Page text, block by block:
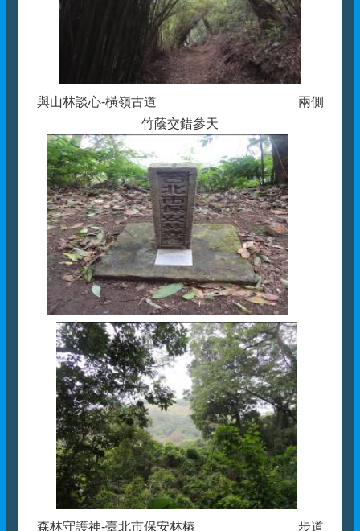
與山林談心-橫嶺古道 兩側
竹蔭交錯參天
森林守護神-臺北市保安林樁 步道